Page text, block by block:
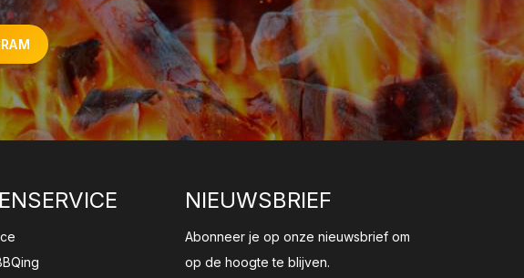
NIEUWSBRIEF
Abonneer je op onze nieuwsbrief om
op de hoogte te blijven.